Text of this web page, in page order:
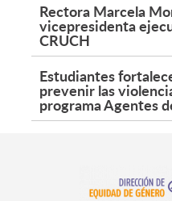
Rectora Marcela
vicepresidenta
CRUCH
Estudiantes
prevenir las
programa Agentes